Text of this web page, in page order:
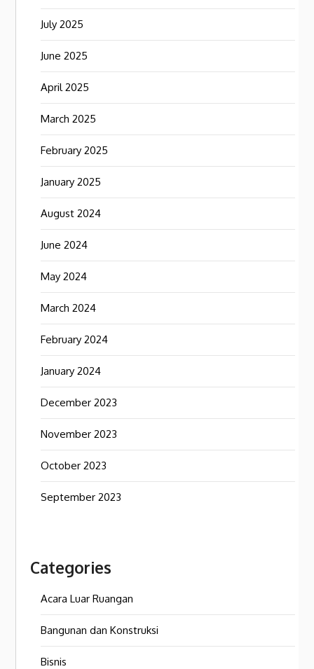
July 2025
June 2025
April 2025
March 2025
February 2025
January 2025
August 2024
June 2024
May 2024
March 2024
February 2024
January 2024
December 2023
November 2023
October 2023
September 2023
Categories
Acara Luar Ruangan
Bangunan dan Konstruksi
Bisnis